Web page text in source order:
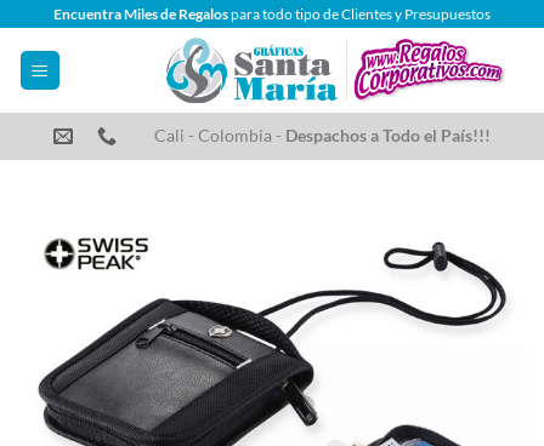
contenido
Encuentra Miles de Regalospara todo tipo de Clientes y Presupuestos
Cali - Colombia - Despachos a Todo el País!!!